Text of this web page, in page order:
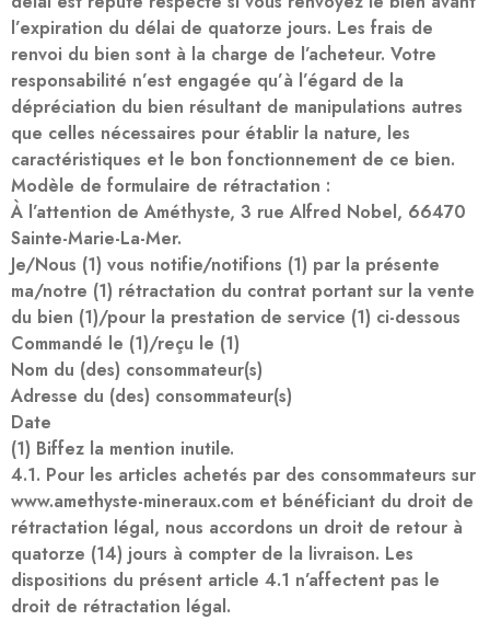
l’expiration du délai de quatorze jours. Les frais de
renvoi du bien sont à la charge de l’acheteur. Votre
responsabilité n’est engagée qu’à l’égard de la
dépréciation du bien résultant de manipulations autres
que celles nécessaires pour établir la nature, les
caractéristiques et le bon fonctionnement de ce bien.
Modèle de formulaire de rétractation :
À l’attention de Améthyste, 3 rue Alfred Nobel, 66470
Sainte-Marie-La-Mer.
Je/Nous (1) vous notifie/notifions (1) par la présente
ma/notre (1) rétractation du contrat portant sur la vente
du bien (1)/pour la prestation de service (1) ci-dessous
Commandé le (1)/reçu le (1)
Nom du (des) consommateur(s)
Adresse du (des) consommateur(s)
Date
(1) Biffez la mention inutile.
4.1. Pour les articles achetés par des consommateurs sur
www.amethyste-mineraux.com et bénéficiant du droit de
rétractation légal, nous accordons un droit de retour à
quatorze (14) jours à compter de la livraison. Les
dispositions du présent article 4.1 n’affectent pas le
droit de rétractation légal.